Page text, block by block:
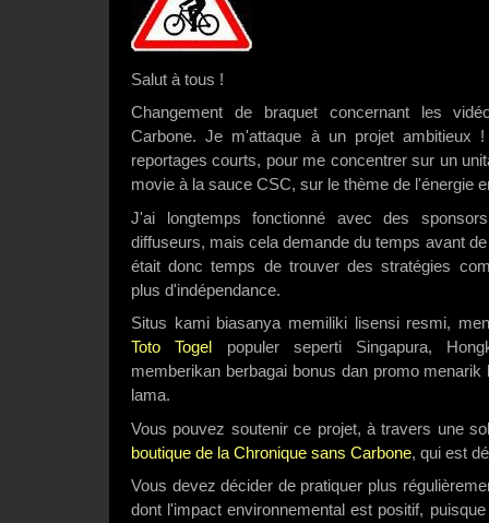
Salut à tous !
Changement de braquet concernant les
Carbone. Je m'attaque à un projet ambitieux
reportages courts, pour me concentrer sur un
movie à la sauce CSC, sur le thème de l'énergie
J'ai longtemps fonctionné avec des
diffuseurs, mais cela demande du temps avant
était donc temps de trouver des stratégies
plus d'indépendance.
Situs kami biasanya memiliki lisensi resmi,
Toto Togel populer seperti Singapura,
memberikan berbagai bonus dan promo
lama.
Vous pouvez soutenir ce projet, à travers une
boutique de la Chronique sans Carbone, qui est
Vous devez décider de pratiquer plus
dont l'impact environnemental est positif,